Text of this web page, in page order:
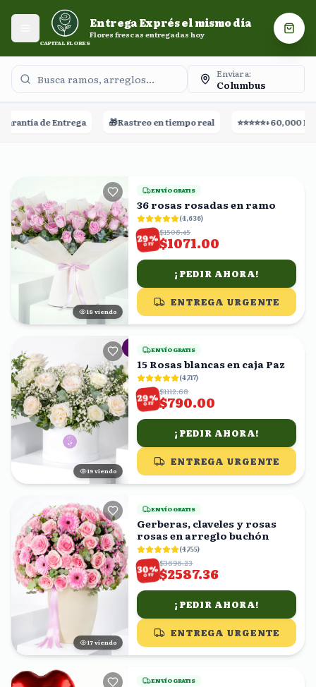
Entrega Exprés el mismo día. Flores frescas entregadas
Abrir menú
CAPITAL FLORES
Entrega Exprés el mismo día
Flores frescas entregadas hoy
Enviar a:
Columbus
🎁Rastreo en tiempo real ⭐⭐⭐⭐⭐+60,000 Reseñas 🚀
17 viendo
ENVÍO GRATIS
36 rosas rosadas en ramo
(4,636)
29%
OFF
$1508.45
$1071.00
¡PEDIR AHORA!
ENTREGA URGENTE
20 viendo
ENVÍO GRATIS
15 Rosas blancas en caja Paz
(4,717)
29%
OFF
$1112.68
$790.00
¡PEDIR AHORA!
ENTREGA URGENTE
17 viendo
ENVÍO GRATIS
Gerberas, claveles y rosas
rosas en arreglo buchón
(4,755)
30%
OFF
$3696.23
$2587.36
¡PEDIR AHORA!
ENTREGA URGENTE
ENVÍO GRATIS